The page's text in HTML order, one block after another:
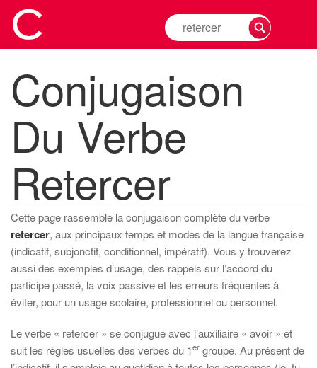
Rechercher
la
d'un
verbe
Conjugaison
Du Verbe
Retercer
Cette page rassemble la conjugaison complète du verbe
retercer, aux principaux temps et modes de la langue française
(indicatif, subjonctif, conditionnel, impératif). Vous y trouverez
aussi des exemples d’usage, des rappels sur l’accord du
participe passé, la voix passive et les erreurs fréquentes à
éviter, pour un usage scolaire, professionnel ou personnel.
Le verbe « retercer » se conjugue avec l’auxiliaire « avoir » et
suit les règles usuelles des verbes du 1er groupe. Au présent de